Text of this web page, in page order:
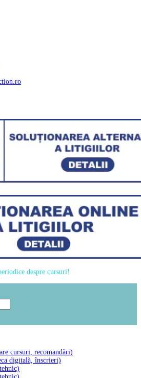
despre cursuri!
cursuri, recomandări)
digitală, înscrieri)